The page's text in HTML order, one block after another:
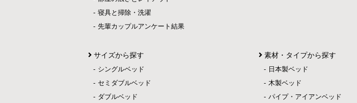
寝具と掃除・洗濯
先輩カップルアンケート結果
サイズから探す
シングルベッド
セミダブルベッド
ダブルベッド
素材・タイプから探す
日本製ベッド
木製ベッド
パイプ・アイアンベッド